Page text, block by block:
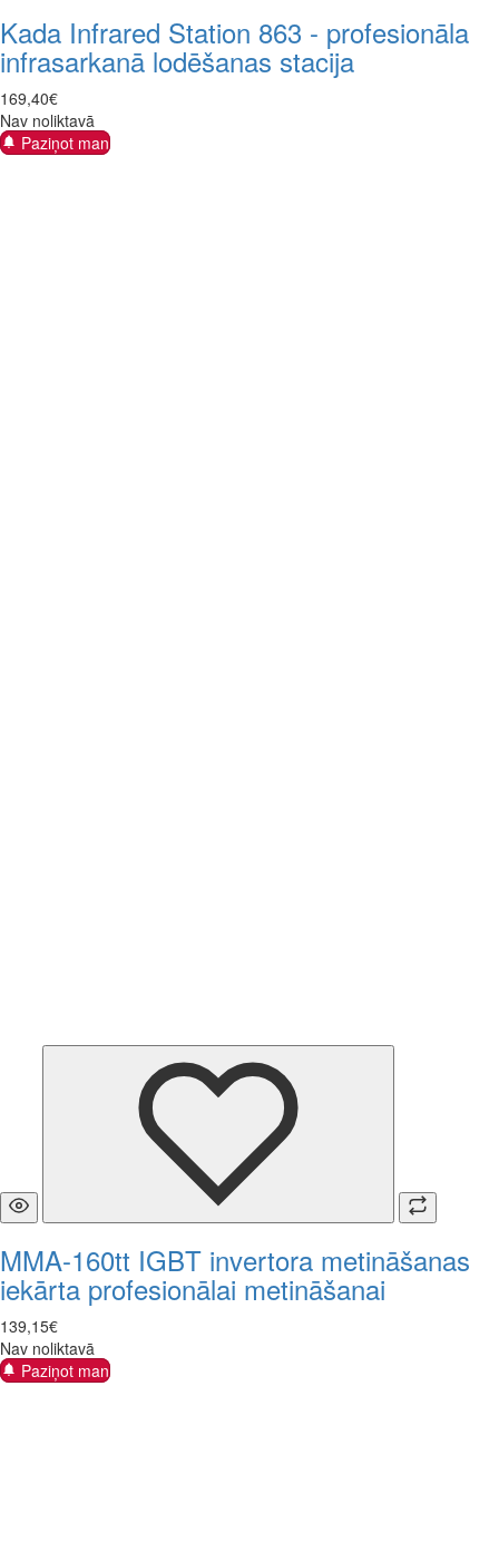
Kada Infrared Station 863 - profesionāla
infrasarkanā lodēšanas stacija
169,40€
Nav noliktavā
Paziņot man
MMA-160tt IGBT invertora metināšanas
iekārta profesionālai metināšanai
139,15€
Nav noliktavā
Paziņot man